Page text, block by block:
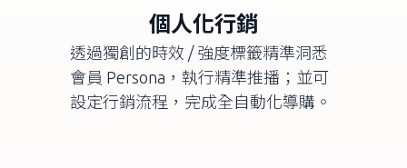
個人化行銷
透過獨創的時效 / 強度標籤精準洞悉
會員 Persona ，執行精準推播；並可
設定行銷流程，完成全自動化導購。